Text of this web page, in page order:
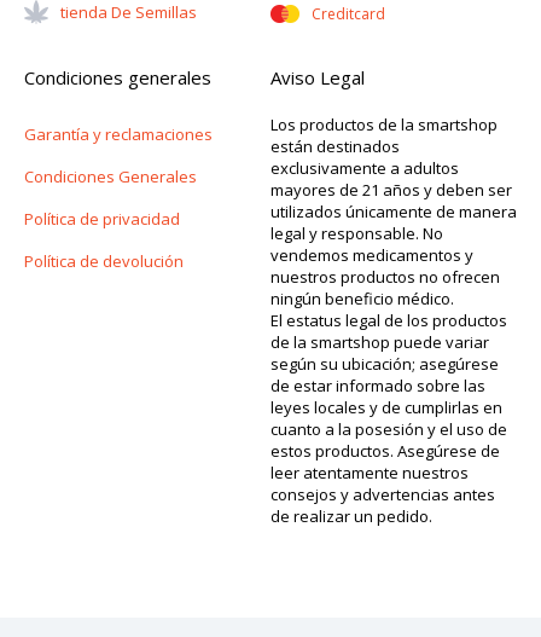
Tienda De Semillas
Creditcard
Condiciones generales
Garantía y reclamaciones
Condiciones Generales
Política de privacidad
Política de devolución
Aviso Legal
Los productos de la smartshop
están destinados
exclusivamente a adultos
mayores de 21 años y deben ser
utilizados únicamente de manera
legal y responsable. No
vendemos medicamentos y
nuestros productos no ofrecen
ningún beneficio médico.
El estatus legal de los productos
de la smartshop puede variar
según su ubicación; asegúrese
de estar informado sobre las
leyes locales y de cumplirlas en
cuanto a la posesión y el uso de
estos productos. Asegúrese de
leer atentamente nuestros
consejos y advertencias antes
de realizar un pedido.